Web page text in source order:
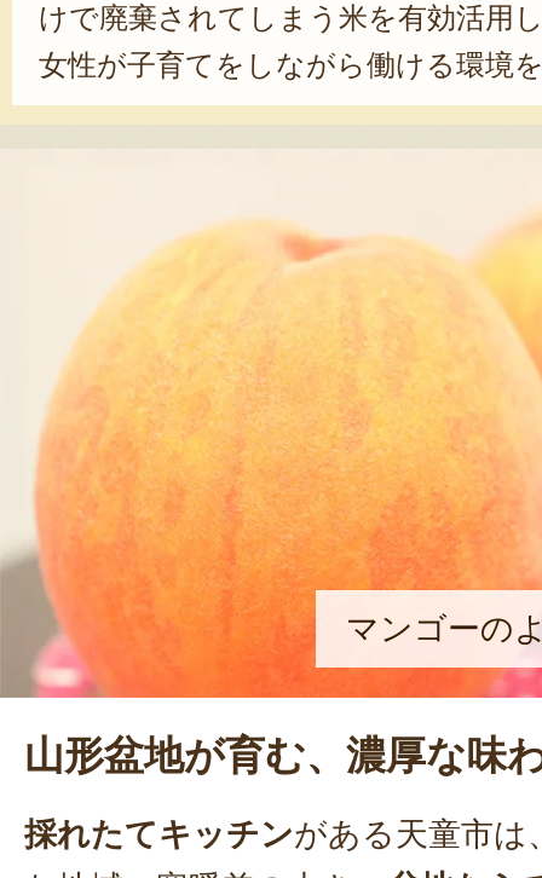
けで廃棄されてしまう米を有効活用
女性が子育てをしながら働ける環境
思いが芽生える。スイーツキッチン
ーなどの製造を開始。2014年に法人
ッチン」となり、現在は理事を務め
ジを諦めない」という言葉をモット
や加工品の開発に取り組む。「トラ
しながら、一歩ずつ進んできました
見た時の農家さんの笑顔が、何より
満面の笑みで話す。
マンゴーの
山形盆地が育む、濃厚な味
採れたてキッチンがある天童市は